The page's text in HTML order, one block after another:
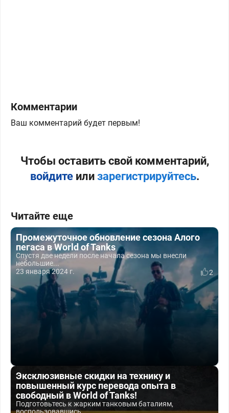
Комментарии
Ваш комментарий будет первым!
Чтобы оставить свой комментарий,
войдитеили зарегистрируйтесь.
Читайте еще
Промежуточное обновление сезона Алого
пегаса в World of Tanks
Спустя две недели после начала сезона мы внесли
небольшие...
23 января 2024 г.
2
Эксклюзивные скидки на технику и
повышенный курс перевода опыта в
свободный в World of Tanks!
Подготовьтесь к жарким танковым баталиям,